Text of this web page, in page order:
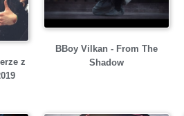
z
BBoy Vilkan - From The
Shadow